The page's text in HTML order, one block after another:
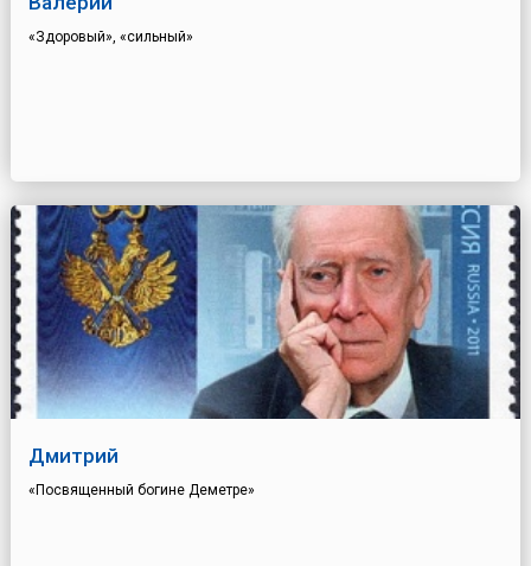
«Здоровый», «сильный»
Дмитрий
«Посвященный богине Деметре»